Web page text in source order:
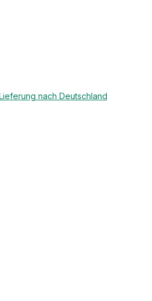
nach Deutschland